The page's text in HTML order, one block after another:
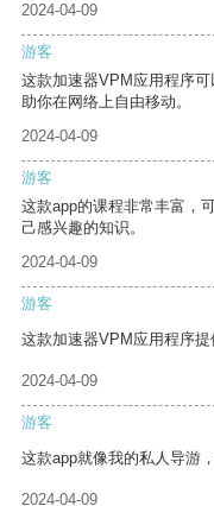
2024-04-09
游客
这款加速器VPM应用程序
助你在网络上自由移动。
2024-04-09
游客
这款app的课程非常丰富，
己感兴趣的知识。
2024-04-09
游客
这款加速器VPM应用程序提
2024-04-09
游客
这款app就像我的私人导游
2024-04-09